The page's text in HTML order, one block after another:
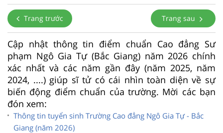
Trang trước Trang sau
Cập nhật thông tin điểm chuẩn Cao đẳng Sư
phạm Ngô Gia Tự (Bắc Giang) năm 2026 chính
xác nhất và các năm gần đây (năm 2025, năm
2024, ....) giúp sĩ tử có cái nhìn toàn diện về sự
biến động điểm chuẩn của trường. Mời các bạn
đón xem:
Thông tin tuyển sinh Trường Cao đẳng Ngô Gia Tự - Bắc
Giang (năm 2026)